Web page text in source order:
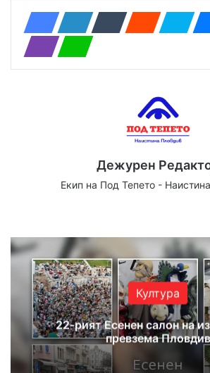
Дежурен
Екип на Под Тепето -
Култура
22-рият Есенен салон на
превзема Пловдив